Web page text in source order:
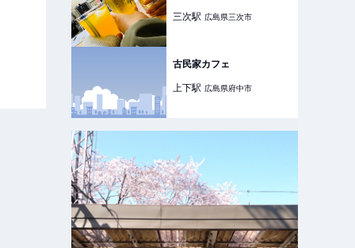
三次駅 広島県三次市
古民家カフェ
上下駅 広島県府中市